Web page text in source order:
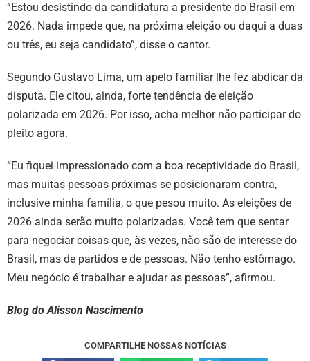
“Estou desistindo da candidatura a presidente do Brasil em
2026. Nada impede que, na próxima eleição ou daqui a duas
ou três, eu seja candidato”, disse o cantor.
Segundo Gustavo Lima, um apelo familiar lhe fez abdicar da
disputa. Ele citou, ainda, forte tendência de eleição
polarizada em 2026. Por isso, acha melhor não participar do
pleito agora.
“Eu fiquei impressionado com a boa receptividade do Brasil,
mas muitas pessoas próximas se posicionaram contra,
inclusive minha família, o que pesou muito. As eleições de
2026 ainda serão muito polarizadas. Você tem que sentar
para negociar coisas que, às vezes, não são de interesse do
Brasil, mas de partidos e de pessoas. Não tenho estômago.
Meu negócio é trabalhar e ajudar as pessoas”, afirmou.
Blog do Alisson Nascimento
COMPARTILHE NOSSAS NOTÍCIAS